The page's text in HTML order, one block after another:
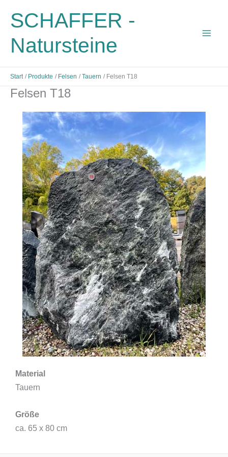
InhaltSCHAFFER -
Natursteine
Start Produkte Felsen Tauern Felsen T18
Felsen T18
Material
Tauern
Größe
ca. 65 x 80 cm